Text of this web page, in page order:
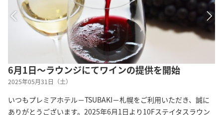
6月1日～ラウンジにてワインの提供を開始
2025年05月31日（土）
いつもプレミアホテル－TSUBAKI－札幌をご利用いただき、誠に
ありがとうございます。2025年6月1日より10Fステイタスラウン